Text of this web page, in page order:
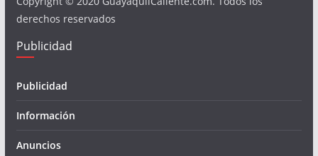
derechos reservados
Publicidad
Publicidad
Información
Anuncios